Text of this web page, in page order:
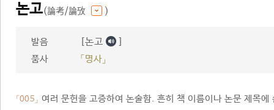
논고(論考/論攷 )
발음 [논고 ]
품사 「명사」
「005」 여러 문헌을 고증하여 논술함. 흔히 책 이름이나 논문 제목에